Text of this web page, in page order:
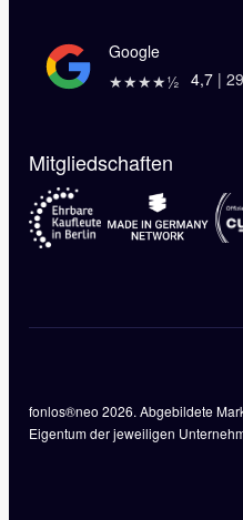
Google
★★★★½ 4,7| 29
Mitgliedschaften
fonlos®neo 2026. Abgebildete
Eigentum der jeweiligen